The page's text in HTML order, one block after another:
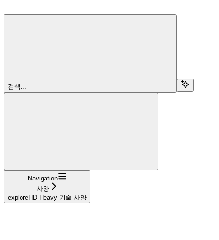
검색...
Navigation
사양
exploreHD Heavy 기술 사양